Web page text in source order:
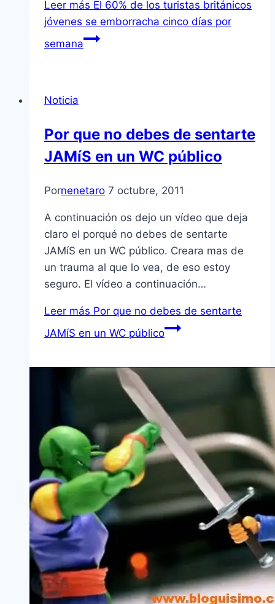
Leer más El 60% de los turistas británicos
jóvenes se emborracha cinco dí­as por
semana
Noticia
Por que no debes de sentarte
JAMíS en un WC público
Pornenetaro 7 octubre, 2011
A continuación os dejo un ví­deo que deja
claro el porqué no debes de sentarte
JAMíS en un WC público. Creara mas de
un trauma al que lo vea, de eso estoy
seguro. El ví­deo a continuación…
Leer más Por que no debes de sentarte
JAMíS en un WC público